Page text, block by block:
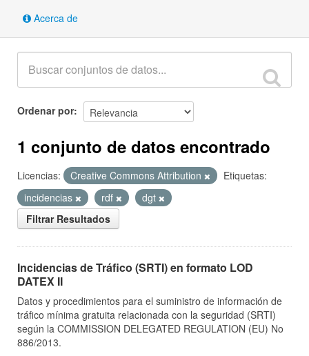
Acerca de
Ordenar por
1 conjunto de datos encontrado
Licencias: Creative Commons Attribution
Etiquetas:
incidencias
rdf
dgt
Filtrar Resultados
Incidencias de Tráfico (SRTI) en formato LOD
DATEX II
Datos y procedimientos para el suministro de información de
tráfico mínima gratuita relacionada con la seguridad (SRTI)
según la COMMISSION DELEGATED REGULATION (EU) No
886/2013.